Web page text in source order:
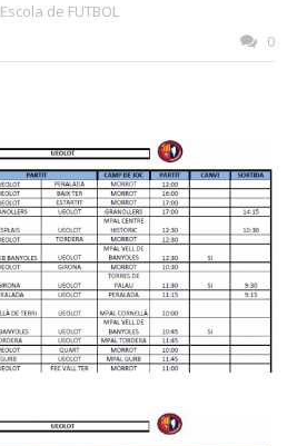
Escola de FUTBOL
0